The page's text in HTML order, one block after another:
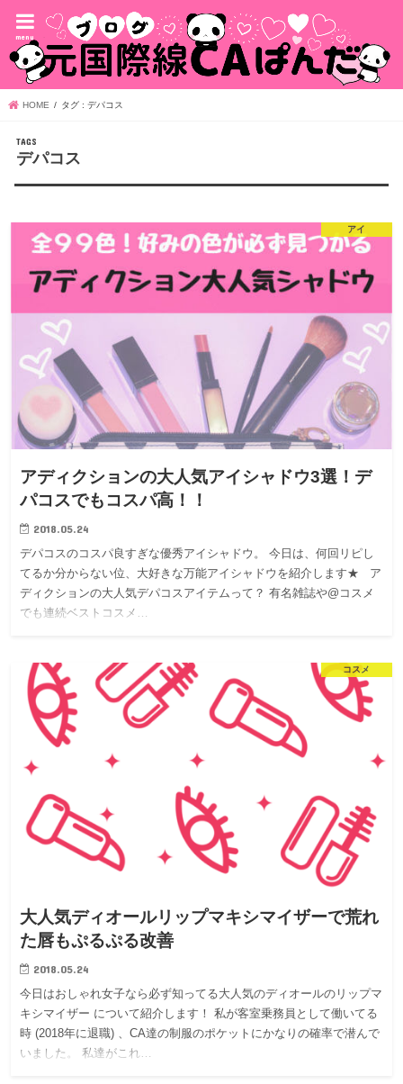
menu
HOME タグ : デパコス
デパコス
アイ
アディクションの大人気アイシャドウ3選！デ
パコスでもコスパ高！！
2018.05.24
デパコスのコスパ良すぎな優秀アイシャドウ。 今日は、何回リピし
てるか分からない位、大好きな万能アイシャドウを紹介します★ ア
ディクションの大人気デパコスアイテムって？ 有名雑誌や@コスメ
でも連続ベストコスメ…
コスメ
大人気ディオールリップマキシマイザーで荒れ
た唇もぷるぷる改善
2018.05.24
今日はおしゃれ女子なら必ず知ってる大人気のディオールのリップマ
キシマイザー について紹介します！ 私が客室乗務員として働いてる
時 (2018年に退職) 、CA達の制服のポケットにかなりの確率で潜んで
いました。 私達がこれ…